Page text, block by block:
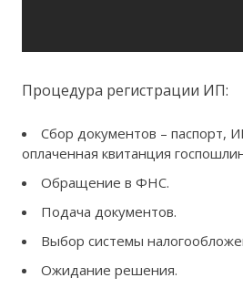
Процедура регистрации ИП:
Сбор документов – паспорт,
оплаченная квитанция
Обращение в ФНС.
Подача документов.
Выбор системы
Ожидание решения.